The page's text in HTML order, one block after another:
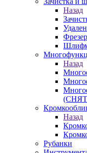
Назад
Назад
Назад
Рубанки